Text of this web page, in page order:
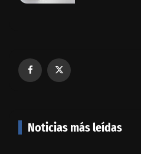
Noticias más leídas